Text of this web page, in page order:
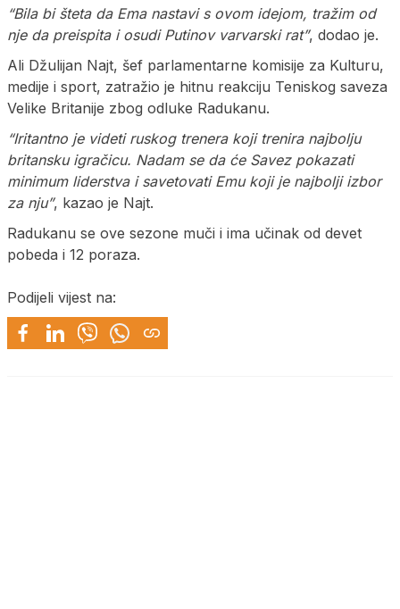
“Bila bi šteta da Ema nastavi s ovom idejom, tražim od
nje da preispita i osudi Putinov varvarski rat”, dodao je.
Ali Džulijan Najt, šef parlamentarne komisije za Kulturu,
medije i sport, zatražio je hitnu reakciju Teniskog saveza
Velike Britanije zbog odluke Radukanu.
“Iritantno je videti ruskog trenera koji trenira najbolju
britansku igračicu. Nadam se da će Savez pokazati
minimum liderstva i savetovati Emu koji je najbolji izbor
za nju”, kazao je Najt.
Radukanu se ove sezone muči i ima učinak od devet
pobeda i 12 poraza.
Podijeli vijest na: